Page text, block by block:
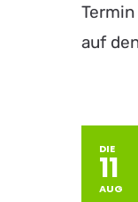
auf
DIE
11
AUG